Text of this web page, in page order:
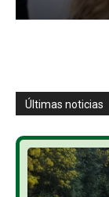
Últimas noticias